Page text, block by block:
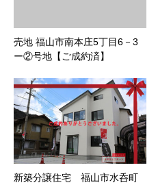
売地 福山市南本庄5丁目6－3
ー②号地【ご成約済】
新築分譲住宅 福山市水呑町